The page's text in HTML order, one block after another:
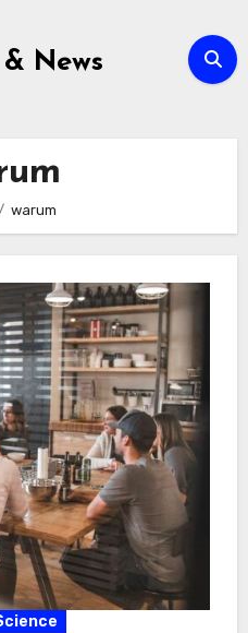
News
warum